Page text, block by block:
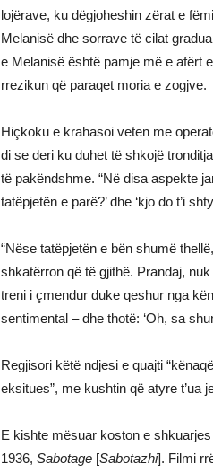
lojërave, ku dëgjoheshin zërat e
Melanisë dhe sorrave të cilat
e Melanisë është pamje më e afërt
rrezikun që paraqet moria e zogjve.
Hiçkoku e krahasoi veten me
di se deri ku duhet të shkojë
të pakëndshme. “Në disa aspekte
tatëpjetën e parë?’ dhe ‘kjo do t’i
“Nëse tatëpjetën e bën shumë
shkatërron që të gjithë. Prandaj,
treni i çmendur duke qeshur nga
sentimental – dhe thotë: ‘Oh, sa
Regjisori këtë ndjesi e quajti
eksitues”, me kushtin që atyre t’ua
E kishte mësuar koston e
1936, Sabotage [Sabotazhi]. Filmi